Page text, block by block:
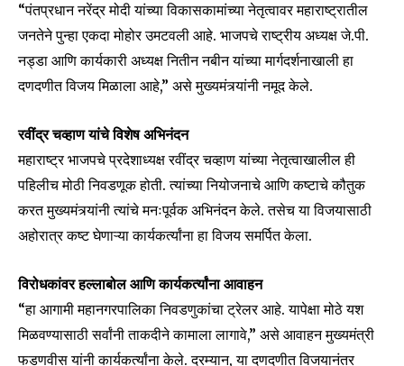
Join our community of
SUBSCRIBERS and be part of the
conversation.
To subscribe, simply enter your email address on our website
or click the subscribe button below. Don't worry, we respect
your privacy and won't spam your inbox. Your information is
safe with us.
SUBSCRIBE
I've read and accept thePrivacy Policy.
“पंतप्रधान नरेंद्र मोदी यांच्या विकासकामांच्या नेतृत्वावर महाराष्ट्रातील
जनतेने पुन्हा एकदा मोहोर उमटवली आहे. भाजपचे राष्ट्रीय अध्यक्ष जे.पी.
नड्डा आणि कार्यकारी अध्यक्ष नितीन नबीन यांच्या मार्गदर्शनाखाली हा
दणदणीत विजय मिळाला आहे,” असे मुख्यमंत्र्यांनी नमूद केले.
रवींद्र चव्हाण यांचे विशेष अभिनंदन
महाराष्ट्र भाजपचे प्रदेशाध्यक्ष रवींद्र चव्हाण यांच्या नेतृत्वाखालील ही
पहिलीच मोठी निवडणूक होती. त्यांच्या नियोजनाचे आणि कष्टाचे कौतुक
करत मुख्यमंत्र्यांनी त्यांचे मनःपूर्वक अभिनंदन केले. तसेच या विजयासाठी
अहोरात्र कष्ट घेणाऱ्या कार्यकर्त्यांना हा विजय समर्पित केला.
विरोधकांवर हल्लाबोल आणि कार्यकर्त्यांना आवाहन
“हा आगामी महानगरपालिका निवडणुकांचा ट्रेलर आहे. यापेक्षा मोठे यश
मिळवण्यासाठी सर्वांनी ताकदीने कामाला लागावे,” असे आवाहन मुख्यमंत्री
फडणवीस यांनी कार्यकर्त्यांना केले. दरम्यान, या दणदणीत विजयानंतर